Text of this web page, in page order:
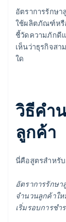
อัตราการรักษา
ใช้ผลิตภัณฑ์หรื
ชี้วัดความภักดี
เห็นว่าธุรกิจส
ใด
วิธีคํา
ลูกค้า
นี่คือสูตรสําหรั
อัตราการรักษา
จํานวนลูกค้าใ
เริ่มรอบการชํา